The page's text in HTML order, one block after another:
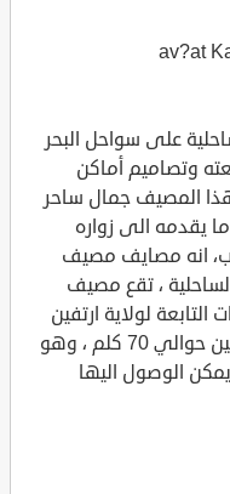
على سواحل البحر
وتصاميم أماكن
هذا المصيف جمال ساحر
يقدمه الى زواره
انه مصايف مصيف
، تقع مصيف
لولاية ارتفين
الساحلية ، ويبعد عن مركز مدينة ارتفين حوالي 70 كلم ، وهو
الوصول اليها